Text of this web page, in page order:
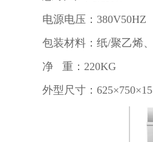
电源电压：
包装材料：纸/聚乙烯
净 重：220KG
外型尺寸：